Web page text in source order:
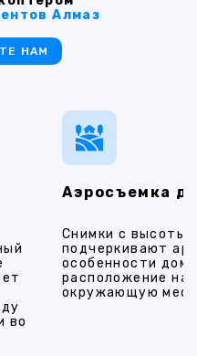
во
Аэросъемка
Снимки с высоты
подчеркивают
особенности
расположение на
окружающую
Алмаз
НАМ